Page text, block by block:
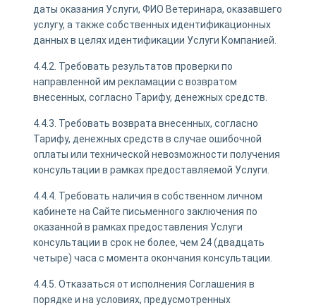
даты оказания Услуги, ФИО Ветеринара, оказавшего
услугу, а также собственных идентификационных
данных в целях идентификации Услуги Компанией.
4.4.2. Требовать результатов проверки по
направленной им рекламации с возвратом
внесенных, согласно Тарифу, денежных средств.
4.4.3. Требовать возврата внесенных, согласно
Тарифу, денежных средств в случае ошибочной
оплаты или технической невозможности получения
консультации в рамках предоставляемой Услуги.
4.4.4. Требовать наличия в собственном личном
кабинете на Сайте письменного заключения по
оказанной в рамках предоставления Услуги
консультации в срок не более, чем 24 (двадцать
четыре) часа с момента окончания консультации.
4.4.5. Отказаться от исполнения Соглашения в
порядке и на условиях, предусмотренных